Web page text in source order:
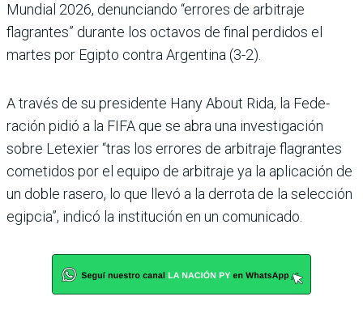
Mundial 2026, denunciando “erro­res de arbitraje
flagrantes” durante los octavos de final perdidos el
martes por Egipto contra Argentina (3-2).
A través de su presidente Hany About Rida, la Fede­
ración pidió a la FIFA que se abra una investigación
sobre Letexier “tras los errores de arbitraje flagrantes
come­tidos por el equipo de arbi­traje ya la aplicación de
un doble rasero, lo que llevó a la derrota de la selección
egip­cia”, indicó la institución en un comunicado.